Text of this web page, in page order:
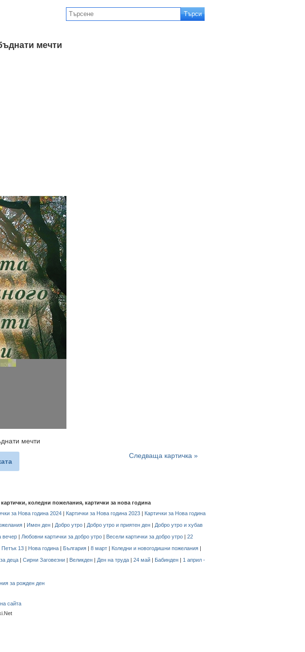
мечти
мечти
Следваща картичка »
коледни пожелания, картички за нова година
за Нова година 2024| Картички за Нова година 2023| Картички за Нова година
| Имен ден| Добро утро| Добро утро и приятен ден| Добро утро и хубав
вечер | Любовни картички за добро утро | Весели картички за добро утро | 22
Петък 13| Нова година| България| 8 март| Коледни и новогодишни пожелания|
деца | Сирни Заговезни | Великден | Ден на труда | 24 май | Бабинден | 1 април -
за рожден ден
сайта